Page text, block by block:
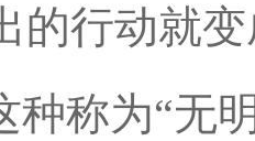
的行动就
种称为“无